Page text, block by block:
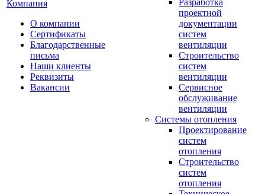
Компания
О компании
Сертификаты
Благодарственные
письма
Наши клиенты
Реквизиты
Вакансии
Разработка
проектной
документации
систем
вентиляции
Строительство
систем
вентиляции
Сервисное
обслуживание
вентиляции
Системы отопления
Проектирование
систем
отопления
Строительство
систем
отопления